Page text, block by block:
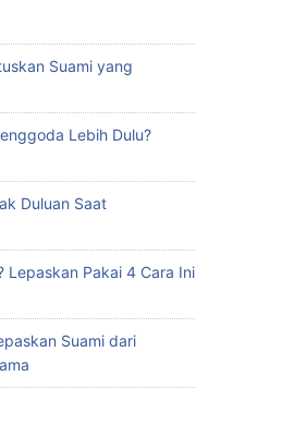
Suami yang
Lebih Dulu?
Duluan Saat
Lepaskan Pakai 4 Cara Ini
Suami dari